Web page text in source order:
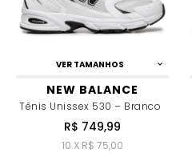
VER TAMANHOS
NEW BALANCE
Tênis Unissex 530 – Branco
R$ 749,99
10 X R$ 75,00